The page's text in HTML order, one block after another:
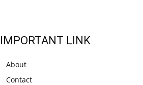
IMPORTANT LINK
About
Contact